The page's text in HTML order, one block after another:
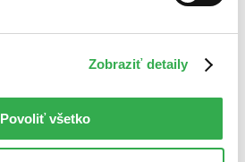
Zobraziť detaily
Povoliť všetko